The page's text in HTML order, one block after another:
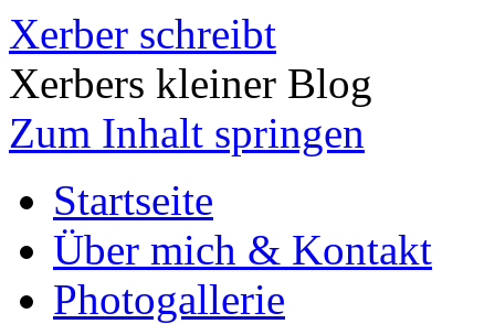
Xerber schreibt
Xerbers kleiner Blog
Zum Inhalt springen
Startseite
Über mich & Kontakt
Photogallerie